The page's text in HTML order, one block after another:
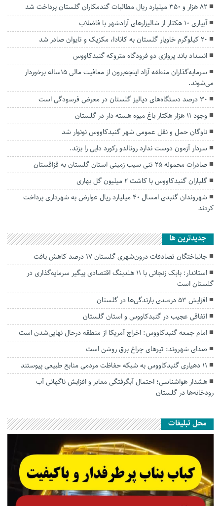
۸۲ هزار و ۳۵۰ میلیارد ریال مطالبات گندمکاران گلستان پرداخت شد
آبیاری ۱۰ هکتار از شالیزار‌های آزادشهر با فاضلاب
۲۰ کیلوگرم خاویار گلستان به کانادا، مکزیک و تایوان صادر شد
انسداد باند پروازی دو فرودگاه متروکه گنبدکاووس
سرمایه‌گذاران منطقه آزاد اینچه‌برون از معافیت مالی 15ساله برخوردار
می‌شوند.
۳۰ درصد دستگاه‌های دیالیز گلستان در معرض فرسودگی است
وجود ۱۱ هزار هکتار باغ میوه هسته دار در گلستان
ناوگان حمل و نقل عمومی شهر گنبدکاووس نونوار شد
سردار آزمون دوست ندارد رونالدو رکورد دایی را بزند.
صادرات محموله ۲۵ تنی سیب زمینی استان گلستان به قزاقستان
گلباران گنبدکاووس با کاشت ۲ میلیون گل بهاری
شهروندان گنبدی امسال ۴۰ میلیارد ریال عوارض به شهرداری پرداخت
کردند
جديدترين ها
جانباختگان تصادفات درون‌شهری گلستان ۱۷ درصد کاهش یافت
استاندار: بابک زنجانی با ۱۱ هلدینگ اقتصادی پیگیر سرمایه‌گذاری در
گلستان است
افزایش ۵۳ درصدی بارندگی‌ها در گلستان
اتفاقی عجیب در‌ گنبدکاووس و استان گلستان
امام جمعه گنبدکاووس: اخراج آمریکا از منطقه درحال نهایی‌شدن است
صدای شهروند: تیرهای چراغ برق روشن است
۱۱ دهیاری گنبدکاووس به شبکه حفاظت مردمی منابع طبیعی پیوستند
هشدار هواشناسی؛ احتمال آبگرفتگی معابر و افزایش ناگهانی آب
رودخانه‌ها در گلستان
محل تبلیغات